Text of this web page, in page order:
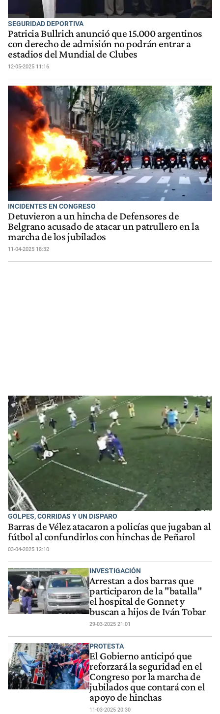
SEGURIDAD DEPORTIVA
Patricia Bullrich anunció que 15.000 argentinos
con derecho de admisión no podrán entrar a
estadios del Mundial de Clubes
12-05-2025 11:16
INCIDENTES EN CONGRESO
Detuvieron a un hincha de Defensores de
Belgrano acusado de atacar un patrullero en la
marcha de los jubilados
11-04-2025 18:32
GOLPES, CORRIDAS Y UN DISPARO
Barras de Vélez atacaron a policías que jugaban al
fútbol al confundirlos con hinchas de Peñarol
03-04-2025 12:10
INVESTIGACIÓN
Arrestan a dos barras que
participaron de la "batalla"
el hospital de Gonnet y
buscan a hijos de Iván Tobar
29-03-2025 21:01
PROTESTA
El Gobierno anticipó que
reforzará la seguridad en el
Congreso por la marcha de
jubilados que contará con el
apoyo de hinchas
11-03-2025 20:30